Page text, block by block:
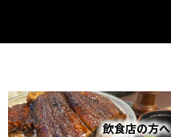
飲食店の方へ